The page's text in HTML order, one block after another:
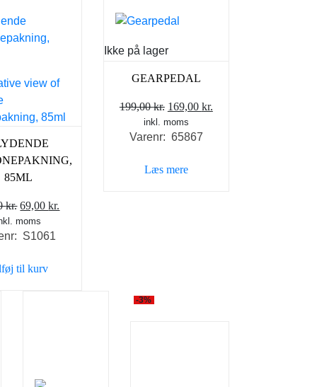
85ML
kr. Den
oprindelige
pris
89,00 kr..
69,00kr.
moms
S1061
til kurv
Ikke på lager
GEARPEDAL
199,00kr. Den
oprindelige
pris
199,00 kr..
169,00 kr.
inkl. moms
Varenr: 65867
Læs mere
-3%